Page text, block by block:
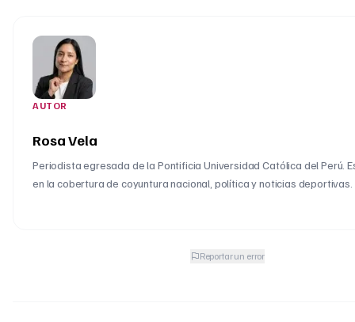
AUTOR
Rosa Vela
Periodista egresada de la Pontificia Universidad Católica del Perú.
en la cobertura de coyuntura nacional, política y noticias deportivas.
Reportar un error